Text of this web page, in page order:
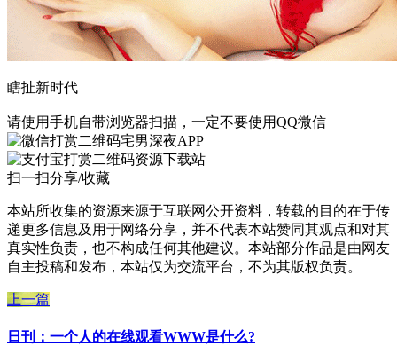
瞎扯新时代
请使用手机自带浏览器扫描，一定不要使用QQ微信
宅男深夜APP
资源下载站
扫一扫分享/收藏
本站所收集的资源来源于互联网公开资料，转载的目的在于传
递更多信息及用于网络分享，并不代表本站赞同其观点和对其
真实性负责，也不构成任何其他建议。本站部分作品是由网友
自主投稿和发布，本站仅为交流平台，不为其版权负责。
上一篇
日刊：一个人的在线观看WWW是什么?